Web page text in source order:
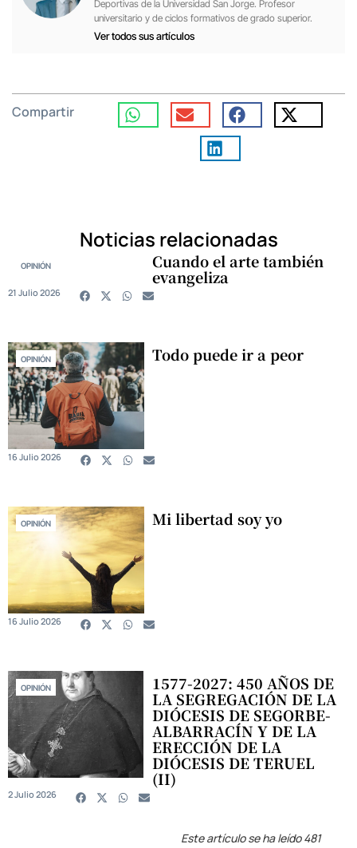
Deportivas de la Universidad San Jorge. Profesor
universitario y de ciclos formativos de grado superior.
Ver todos sus artículos
Compartir
Noticias relacionadas
OPINIÓN Cuando el arte también
evangeliza
21 Julio 2026
OPINIÓN Todo puede ir a peor
16 Julio 2026
OPINIÓN Mi libertad soy yo
16 Julio 2026
OPINIÓN 1577-2027: 450 AÑOS DE
LA SEGREGACIÓN DE LA
DIÓCESIS DE SEGORBE-
ALBARRACÍN Y DE LA
ERECCIÓN DE LA
DIÓCESIS DE TERUEL
(II)
2 Julio 2026
Este artículo se ha leído 481